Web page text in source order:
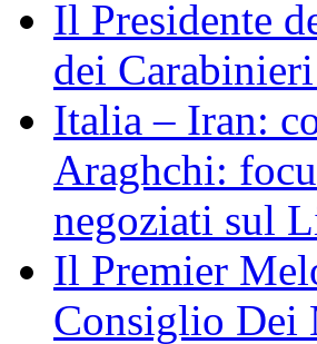
Il Presidente
dei
Italia – Iran:
Araghchi:
negoziati sul
Il Premier
Consiglio Dei